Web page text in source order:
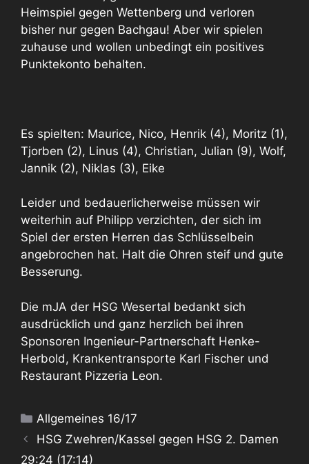
Heimspiel gegen Wettenberg und verloren
bisher nur gegen Bachgau! Aber wir spielen
zuhause und wollen unbedingt ein positives
Punktekonto behalten.
Es spielten: Maurice, Nico, Henrik (4), Moritz (1),
Tjorben (2), Linus (4), Christian, Julian (9), Wolf,
Jannik (2), Niklas (3), Eike
Leider und bedauerlicherweise müssen wir
weiterhin auf Philipp verzichten, der sich im
Spiel der ersten Herren das Schlüsselbein
angebrochen hat. Halt die Ohren steif und gute
Besserung.
Die mJA der HSG Wesertal bedankt sich
ausdrücklich und ganz herzlich bei ihren
Sponsoren Ingenieur-Partnerschaft Henke-
Herbold, Krankentransporte Karl Fischer und
Restaurant Pizzeria Leon.
Kategorien
Allgemeines 16/17
HSG Zwehren/Kassel gegen HSG 2. Damen
29:24 (17:14)